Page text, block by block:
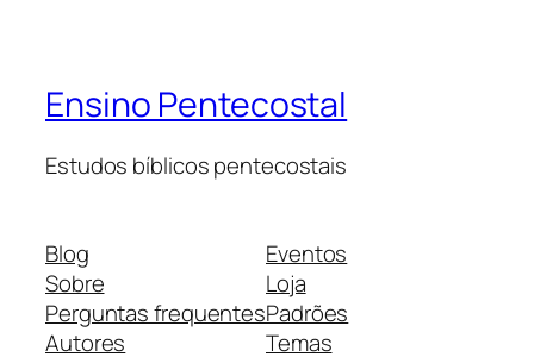
Ensino Pentecostal
Estudos bíblicos pentecostais
Blog
Sobre
Perguntas frequentes
Autores
Eventos
Loja
Padrões
Temas